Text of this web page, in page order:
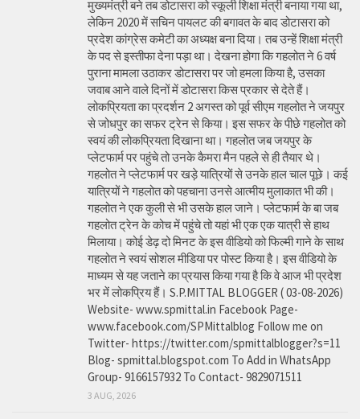
मुख्यमंत्री बने तब डोटासरा को स्कूली शिक्षा मंत्री बनाया गया था,
लेकिन 2020 में सचिन पायलट की बगावत के बाद डोटासरा को
प्रदेश कांग्रेस कमेटी का अध्यक्ष बना दिया। तब उन्हें शिक्षा मंत्री
के पद से इस्तीफा देना पड़ा था। देखना होगा कि गहलोत ने 6 वर्ष
पुराना मामला उठाकर डोटासरा पर जो हमला किया है, उसका
जवाब आने वाले दिनों में डोटासरा किस प्रकार से देते हैं।
लोकप्रियता का प्रदर्शन 2 अगस्त को पूर्व सीएम गहलोत ने जयपुर
से जोधपुर का सफर ट्रेन से किया। इस सफर के पीछे गहलोत को
स्वयं की लोकप्रियता दिखाना था। गहलोत जब जयपुर के
प्लेटफार्म पर पहुंचे तो उनके कैमरा मैन पहले से ही तैयार थे।
गहलोत ने प्लेटफार्म पर खड़े यात्रियों से उनके हाल चाल पूछे। कई
यात्रियों ने गहलोत को पहचाना उनसे आत्मीय मुलाकात भी की।
गहलोत ने एक कुली से भी उसके हाल जाने। प्लेटफार्म के बा जब
गहलोत ट्रेन के कोच में पहुंचे तो यहां भी एक एक यात्री से हाथ
मिलाया। कोई डेढ़ दो मिनट के इस वीडियो को फिल्मी गाने के साथ
गहलोत ने स्वयं सोशल मीडिया पर पोस्ट किया है। इस वीडियो के
माध्यम से यह जताने का प्रयास किया गया है कि वे आज भी प्रदेश
भर में लोकप्रिय हैं। S.P.MITTAL BLOGGER ( 03-08-2026)
Website- www.spmittal.in Facebook Page-
www.facebook.com/SPMittalblog Follow me on
Twitter- https://twitter.com/spmittalblogger?s=11
Blog- spmittal.blogspot.com To Add in WhatsApp
Group- 9166157932 To Contact- 9829071511
3 AUG, 2026